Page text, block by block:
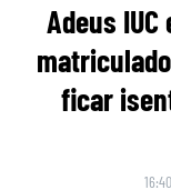
Adeus
ficar